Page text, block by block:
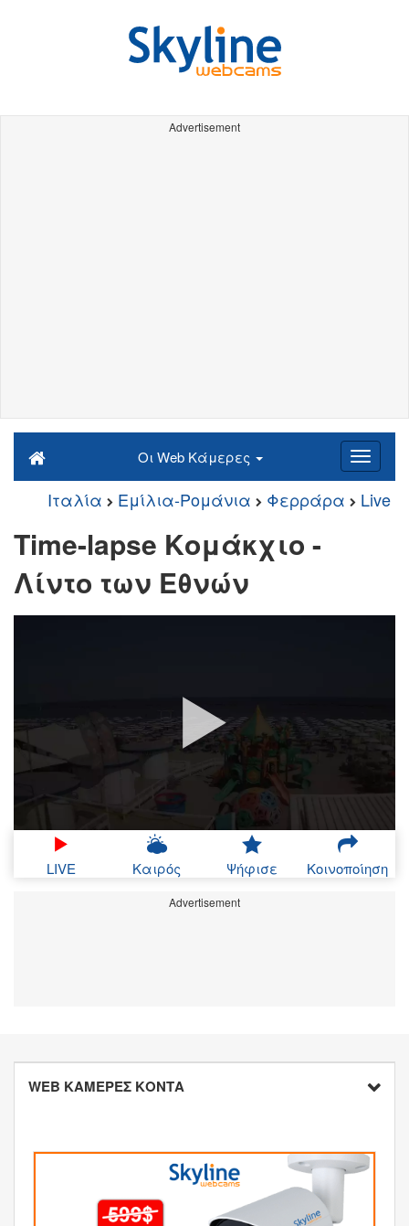
Advertisement
Οι Web Κάμερες
Ιταλία Εμίλια-Ρομάνια Φερράρα Live
Time-lapse Κομάκχιο -
Λίντο των Εθνών
LIVE Καιρός Ψήφισε Κοινοποίηση
Advertisement
WEB ΚΑΜΕΡΕΣ ΚΟΝΤΑ